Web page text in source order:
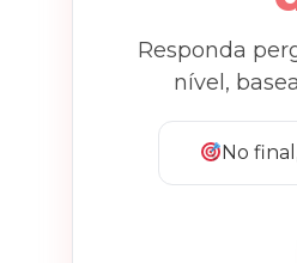
Responda
nível,
No